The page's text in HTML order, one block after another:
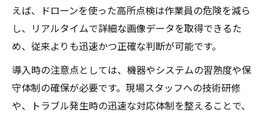
えば、ドローンを使った高所点検は作業員の危険を減ら
し、リアルタイムで詳細な画像データを取得できるた
め、従来よりも迅速かつ正確な判断が可能です。
導入時の注意点としては、機器やシステムの習熟度や保
守体制の確保が必要です。現場スタッフへの技術研修
や、トラブル発生時の迅速な対応体制を整えることで、